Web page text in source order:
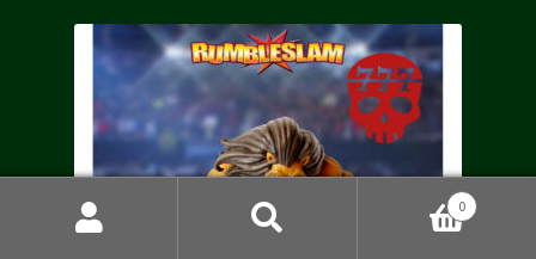
Recherche
Recherche
0